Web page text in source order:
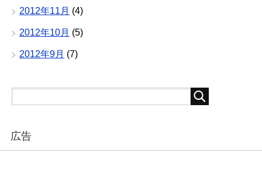
2012年11月 (4)
2012年10月 (5)
2012年9月 (7)
広告